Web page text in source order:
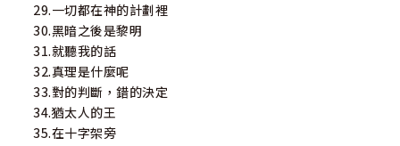
29.一切都在神的計劃裡
30.黑暗之後是黎明
31.就聽我的話
32.真理是什麼呢
33.對的判斷，錯的決定
34.猶太人的王
35.在十字架旁